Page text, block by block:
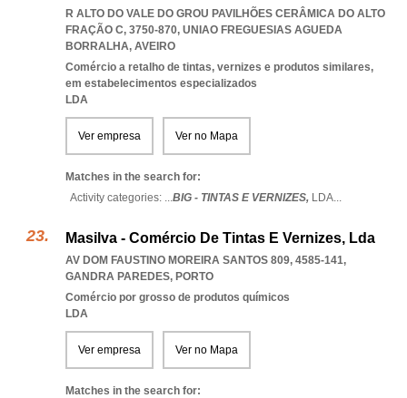
R ALTO DO VALE DO GROU PAVILHÕES CERÂMICA DO ALTO
FRAÇÃO C, 3750-870, UNIAO FREGUESIAS AGUEDA
BORRALHA, AVEIRO
Comércio a retalho de tintas, vernizes e produtos similares,
em estabelecimentos especializados
LDA
Ver empresa Ver no Mapa
Matches in the search for:
Activity categories: ...BIG - TINTAS E VERNIZES, LDA...
Masilva - Comércio De Tintas E Vernizes, Lda
AV DOM FAUSTINO MOREIRA SANTOS 809, 4585-141,
GANDRA PAREDES, PORTO
Comércio por grosso de produtos químicos
LDA
Ver empresa Ver no Mapa
Matches in the search for: